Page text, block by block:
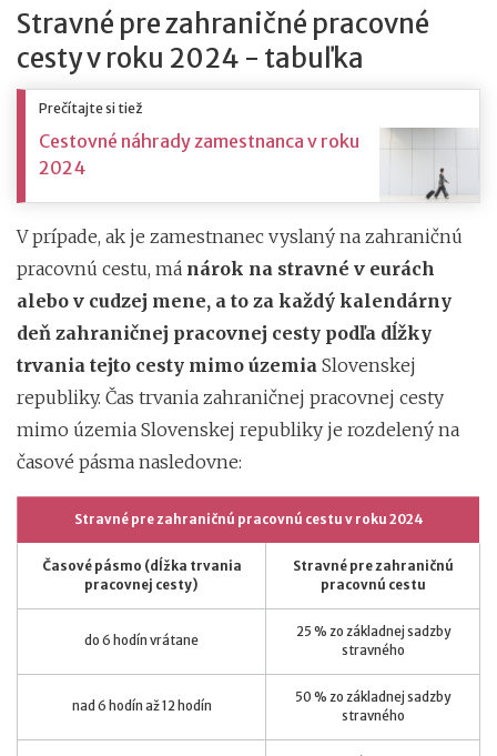
Stravné pre zahraničné pracovné
cesty v roku 2024 - tabuľka
Prečítajte si tiež
Cestovné náhrady zamestnanca v roku
2024
V prípade, ak je zamestnanec vyslaný na zahraničnú
pracovnú cestu, má nárok na stravné v eurách
alebo v cudzej mene, a to za každý kalendárny
deň zahraničnej pracovnej cesty podľa dĺžky
trvania tejto cesty mimo územia Slovenskej
republiky. Čas trvania zahraničnej pracovnej cesty
mimo územia Slovenskej republiky je rozdelený na
časové pásma nasledovne:
Stravné pre zahraničnú pracovnú cestu v roku 2024
Časové pásmo (dĺžka trvania
pracovnej cesty)
Stravné pre zahraničnú
pracovnú cestu
do 6 hodín vrátane
25 % zo základnej sadzby
stravného
nad 6 hodín až 12 hodín
50 % zo základnej sadzby
stravného